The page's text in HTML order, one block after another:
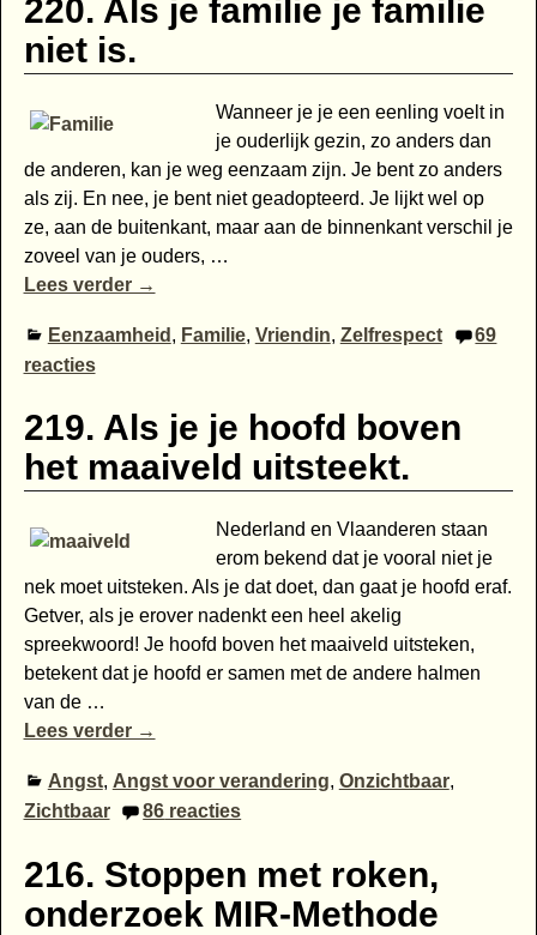
220. Als je familie je familie
niet is.
Wanneer je je een eenling voelt in
je ouderlijk gezin, zo anders dan
de anderen, kan je weg eenzaam zijn. Je bent zo anders
als zij. En nee, je bent niet geadopteerd. Je lijkt wel op
ze, aan de buitenkant, maar aan de binnenkant verschil je
zoveel van je ouders, …
Lees verder →
Eenzaamheid , Familie, Vriendin, Zelfrespect
69
reacties
219. Als je je hoofd boven
het maaiveld uitsteekt.
Nederland en Vlaanderen staan
erom bekend dat je vooral niet je
nek moet uitsteken. Als je dat doet, dan gaat je hoofd eraf.
Getver, als je erover nadenkt een heel akelig
spreekwoord! Je hoofd boven het maaiveld uitsteken,
betekent dat je hoofd er samen met de andere halmen
van de …
Lees verder →
Angst, Angst voor verandering, Onzichtbaar,
Zichtbaar
86 reacties
216. Stoppen met roken,
onderzoek MIR-Methode